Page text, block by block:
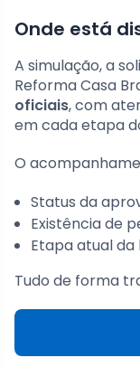
Onde está
A simulação, a
Reforma Casa
oficiais, com
em cada etapa
O
Status da
Existência de
Etapa atual
Tudo de forma